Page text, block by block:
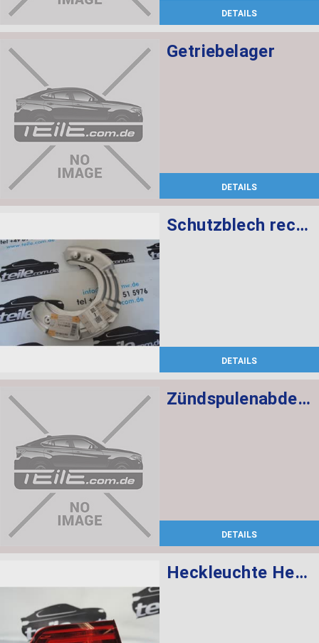
DETAILS
Getriebelager
DETAILS
Schutzblech rechts
DETAILS
Zündspulenabdeckung
DETAILS
Heckleuchte Heckklappe links